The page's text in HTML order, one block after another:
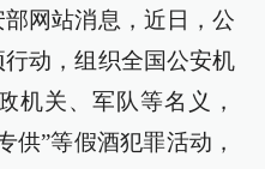
网站消息，近日，公
动，组织全国公安机
机关、军队等名义，
供”等假酒犯罪活动，